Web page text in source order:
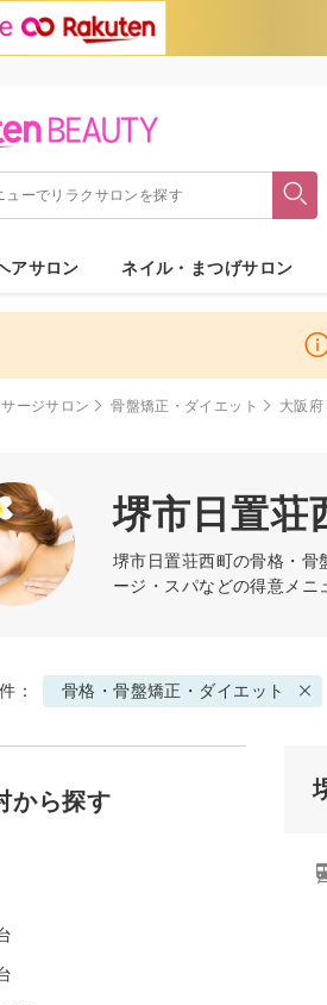
アサロン ネイル・まつげサロン
ージサロン 骨盤矯正・ダイエット 大阪府
堺市日置荘
堺市日置荘西町の骨格・骨
ージ・スパなどの得意メニ
： 骨格・骨盤矯正・ダイエット
から探す